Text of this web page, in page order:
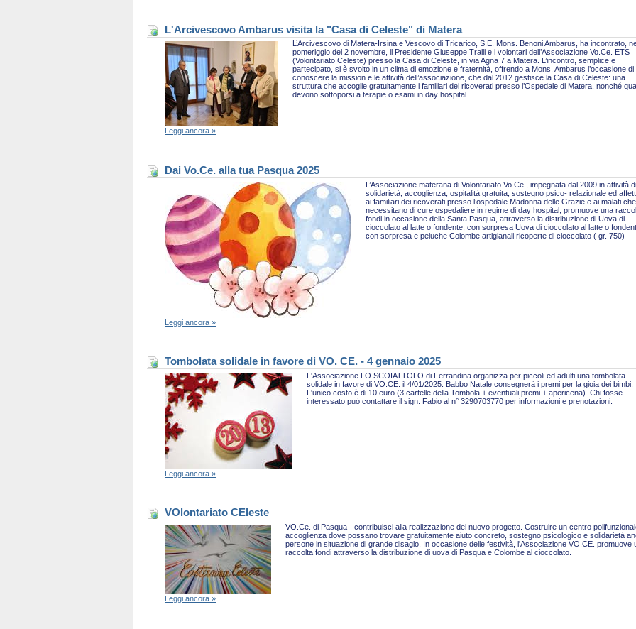
L'Arcivescovo Ambarus visita la "Casa di Celeste" di Matera
L’Arcivescovo di Matera-Irsina e Vescovo di Tricarico, S.E. Mons. Benoni Ambarus, ha incontrato,
pomeriggio del 2 novembre, il Presidente Giuseppe Tralli e i volontari dell’Associazione Vo.Ce. ETS
(Volontariato Celeste) presso la Casa di Celeste, in via Agna 7 a Matera. L’incontro, semplice e
partecipato, si è svolto in un clima di emozione e fraternità, offrendo a Mons. Ambarus l’occasione di
conoscere la mission e le attività dell’associazione, che dal 2012 gestisce la Casa di Celeste: una
struttura che accoglie gratuitamente i familiari dei ricoverati presso l’Ospedale di Matera, nonché
devono sottoporsi a terapie o esami in day hospital.
Leggi ancora »
Dai Vo.Ce. alla tua Pasqua 2025
L’Associazione materana di Volontariato Vo.Ce., impegnata dal 2009 in attività di
solidarietà, accoglienza, ospitalità gratuita, sostegno psico- relazionale ed
ai familiari dei ricoverati presso l’ospedale Madonna delle Grazie e ai malati che
necessitano di cure ospedaliere in regime di day hospital, promuove una
fondi in occasione della Santa Pasqua, attraverso la distribuzione di Uova di
cioccolato al latte o fondente, con sorpresa Uova di cioccolato al latte o
con sorpresa e peluche Colombe artigianali ricoperte di cioccolato ( gr. 750)
Leggi ancora »
Tombolata solidale in favore di VO. CE. - 4 gennaio 2025
L'Associazione LO SCOIATTOLO di Ferrandina organizza per piccoli ed adulti una tombolata
solidale in favore di VO.CE. il 4/01/2025. Babbo Natale consegnerà i premi per la gioia dei bimbi.
L'unico costo è di 10 euro (3 cartelle della Tombola + eventuali premi + apericena). Chi fosse
interessato può contattare il sign. Fabio al n° 3290703770 per informazioni e prenotazioni.
Leggi ancora »
VOlontariato CEleste
VO.Ce. di Pasqua - contribuisci alla realizzazione del nuovo progetto. Costruire un centro
accoglienza dove possano trovare gratuitamente aiuto concreto, sostegno psicologico e solidarietà
persone in situazione di grande disagio. In occasione delle festività, l'Associazione VO.CE. promuove
raccolta fondi attraverso la distribuzione di uova di Pasqua e Colombe al cioccolato.
Leggi ancora »